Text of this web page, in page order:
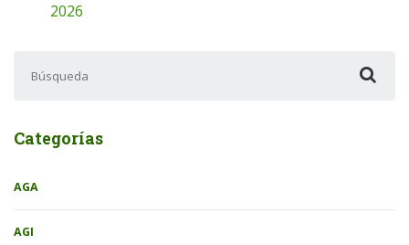
2026
Categorías
AGA
AGI